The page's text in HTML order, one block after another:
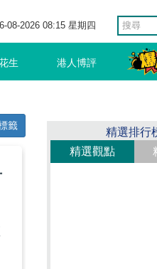
08-2026 08:15 星期四
生 港人博評
籤
精選排行
精選觀點